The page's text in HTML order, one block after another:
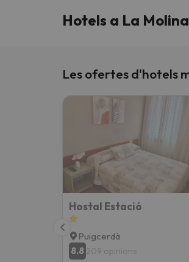
!Vaja! No hem trobat
Vaja! Sembla que el
Hotels a La Molina
Les ofertes d'hotels
Hostal Estació
Puigcerdà
8.8 209 opinions